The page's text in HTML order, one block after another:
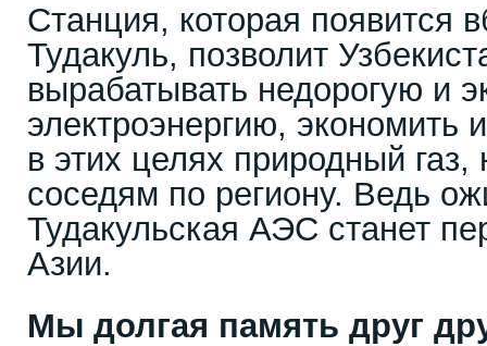
Станция, которая появится
Тудакуль, позволит
вырабатывать недорогую и
электроэнергию, экономить
в этих целях природный газ,
соседям по региону. Ведь
Тудакульская АЭС станет
Азии.
Мы долгая память друг